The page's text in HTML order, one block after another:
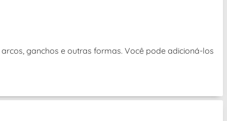
ganchos e outras formas. Você pode adicioná-los